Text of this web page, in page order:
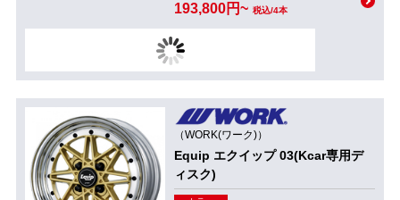
193,800円~ 税込/4本
（WORK(ワーク)）
Equip エクイップ 03(Kcar専用デ
ィスク)